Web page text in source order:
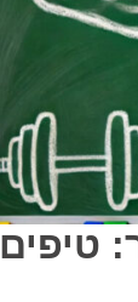
טיפים